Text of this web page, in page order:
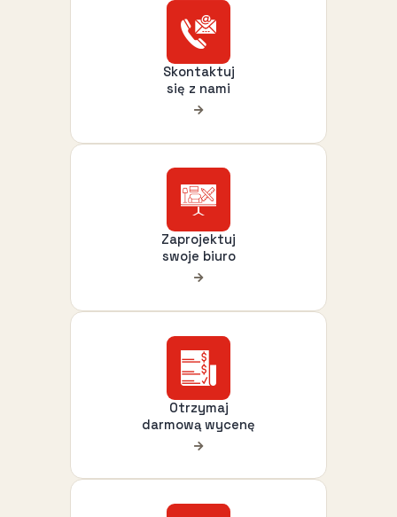
Skontaktuj
się z nami
Zaprojektuj
swoje biuro
Otrzymaj
darmową wycenę